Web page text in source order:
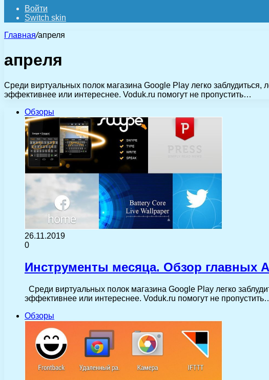
Войти
Switch skin
Главная/апреля
апреля
Среди виртуальных полок магазина Google Play легко заблудиться,
эффективнее или интереснее. Voduk.ru помогут не пропустить…
Обзоры
26.11.2019
0
Инструменты месяца. Обзор главных
Среди виртуальных полок магазина Google Play легко
эффективнее или интереснее. Voduk.ru помогут не
Обзоры